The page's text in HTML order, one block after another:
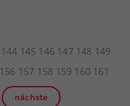
144 145 146 147 148 149
156 157 158 159 160 161
nächste